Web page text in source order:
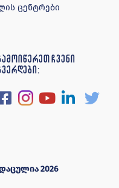
ცენტრები
ჩვენი
2026